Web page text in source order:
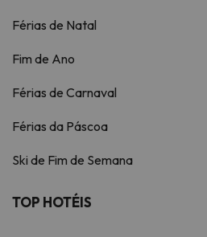
Férias de Natal
Fim de Ano
Férias de Carnaval
Férias da Páscoa
Ski de Fim de Semana
TOP HOTÉIS